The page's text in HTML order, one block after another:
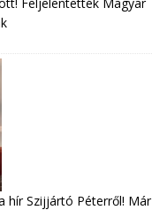
hír Szijjártó Péterről! Már